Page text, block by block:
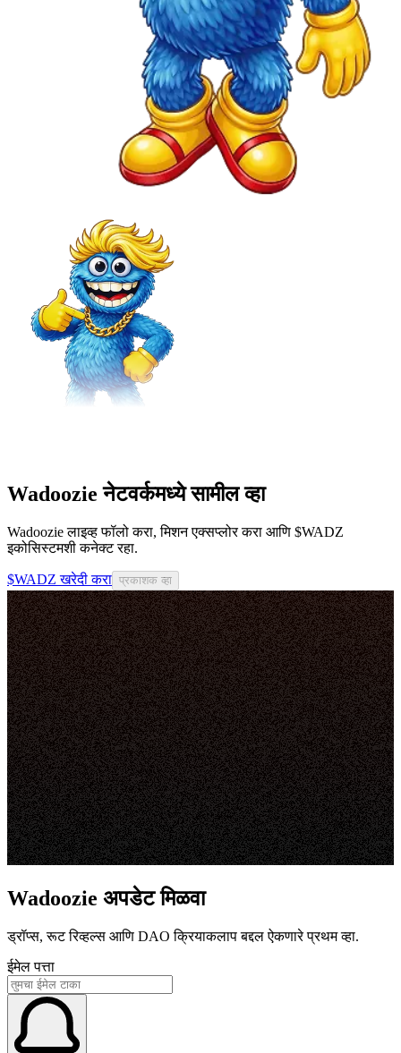
Wadoozie नेटवर्कमध्ये सामील व्हा
Wadoozie लाइव्ह फॉलो करा, मिशन एक्सप्लोर करा आणि $WADZ
इकोसिस्टमशी कनेक्ट रहा.
$WADZ खरेदी करा प्रकाशक व्हा
Wadoozie अपडेट मिळवा
ड्रॉप्स, रूट रिव्हल्स आणि DAO क्रियाकलाप बद्दल ऐकणारे प्रथम व्हा.
ईमेल पत्ता